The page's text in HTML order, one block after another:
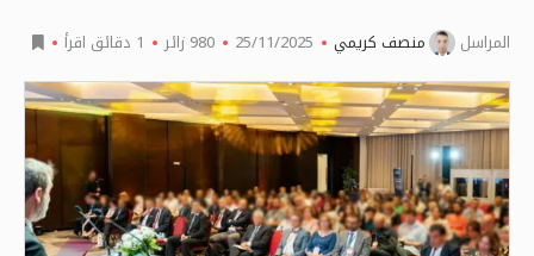
المراسل منصف كريمي 25/11/2025
980 زائر